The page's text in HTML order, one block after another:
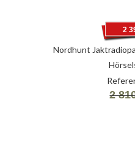
Nordhunt
2
2